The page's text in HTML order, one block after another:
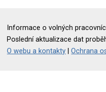
Informace o volných
Poslední aktualizace dat
O webu a kontakty |Ochrana